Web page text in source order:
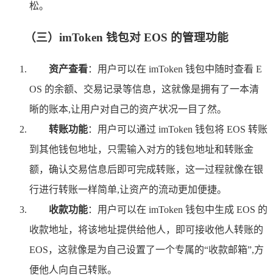
松。
（三）imToken 钱包对 EOS 的管理功能
资产查看：用户可以在 imToken 钱包中随时查看 E
OS 的余额、交易记录等信息，这就像是拥有了一本清
晰的账本,让用户对自己的资产状况一目了然。
转账功能：用户可以通过 imToken 钱包将 EOS 转账
到其他钱包地址，只需输入对方的钱包地址和转账金
额，确认交易信息后即可完成转账，这一过程就像在银
行进行转账一样简单,让资产的流动更加便捷。
收款功能：用户可以在 imToken 钱包中生成 EOS 的
收款地址，将该地址提供给他人，即可接收他人转账的
EOS，这就像是为自己设置了一个专属的“收款邮箱”,方
便他人向自己转账。